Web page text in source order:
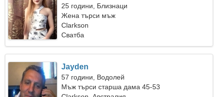
25 години, Близнаци
Жена търси мъж
Clarkson
Сватба
Jayden
57 години, Водолей
Мъж търси старша дама 45-53